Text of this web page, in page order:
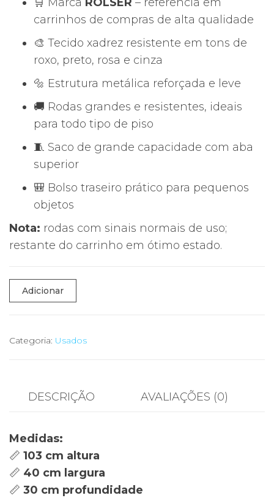
carrinhos de compras de alta qualidade
🎨 Tecido xadrez resistente em tons de
roxo, preto, rosa e cinza
🔩 Estrutura metálica reforçada e leve
🚚 Rodas grandes e resistentes, ideais
para todo tipo de piso
🧵 Saco de grande capacidade com aba
superior
🎒 Bolso traseiro prático para pequenos
objetos
Nota: rodas com sinais normais de uso;
restante do carrinho em ótimo estado.
Quantidade
de
Carrinho
Tecido
Xadrez
Roxo
Adicionar
Categoria: Usados
DESCRIÇÃO AVALIAÇÕES (0)
Medidas:
📏 103 cm altura
📏 40 cm largura
📏 30 cm profundidade